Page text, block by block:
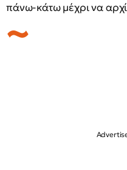
πάνω-κάτω μέχρι να